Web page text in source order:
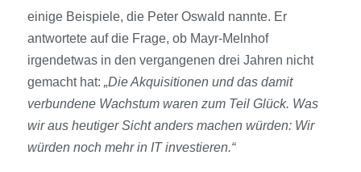
einige Beispiele, die Peter Oswald nannte. Er
antwortete auf die Frage, ob Mayr-Melnhof
irgendetwas in den vergangenen drei Jahren nicht
gemacht hat: „Die Akquisitionen und das damit
verbundene Wachstum waren zum Teil Glück. Was
wir aus heutiger Sicht anders machen würden: Wir
würden noch mehr in IT investieren.“